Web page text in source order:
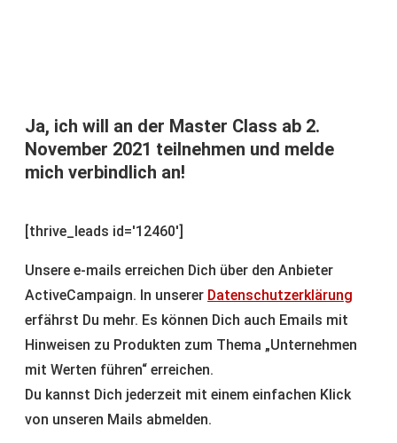
Ja, ich will an der Master Class ab 2.
November 2021 teilnehmen und melde
mich verbindlich an!
[thrive_leads id='12460']
Unsere e-mails erreichen Dich über den Anbieter
ActiveCampaign. In unserer Datenschutzerklärung
erfährst Du mehr. Es können Dich auch Emails mit
Hinweisen zu Produkten zum Thema „Unternehmen
mit Werten führen“ erreichen.
Du kannst Dich jederzeit mit einem einfachen Klick
von unseren Mails abmelden.